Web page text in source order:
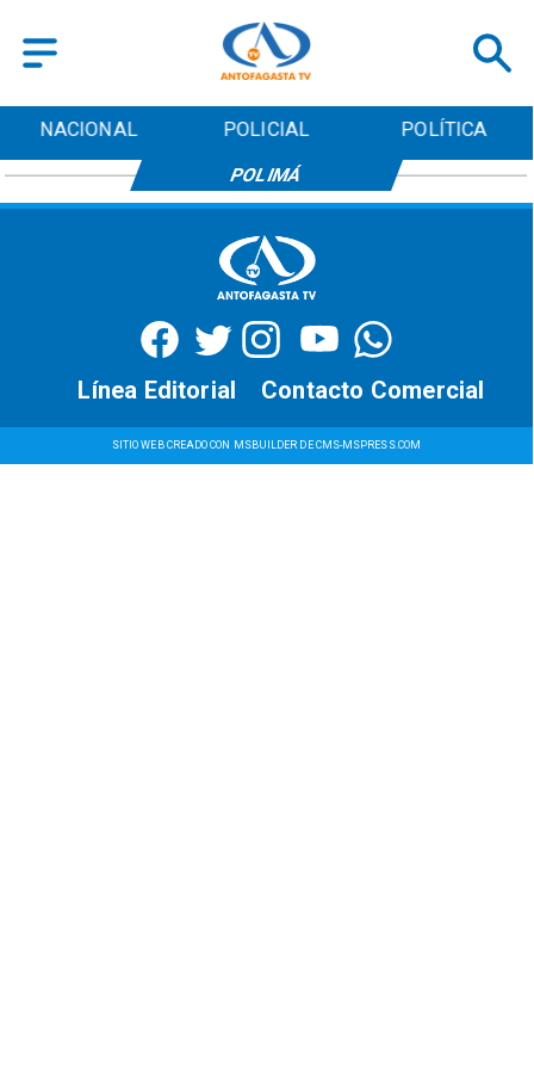
NACIONAL POLICIAL POLÍTICA
POLIMÁ
SITIO WEB CREADO CON MSBUILDER DE CMS-MSPRESS.COM
Contacto Comercial
Línea Editorial